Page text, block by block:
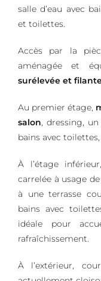
salle d’eau avec
et toilettes.
Accès par la
aménagée et
surélevée et
Au premier étage,
salon, dressing,
bains avec
À l’étage
carrelée à usage
à une terrasse
bains avec
idéale pour
rafraîchissement.
À l’extérieur,